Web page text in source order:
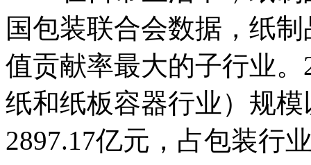
国包装联合会数据，纸
值贡献率最大的子行业
纸和纸板容器行业）规
2897.17亿元，占包装行